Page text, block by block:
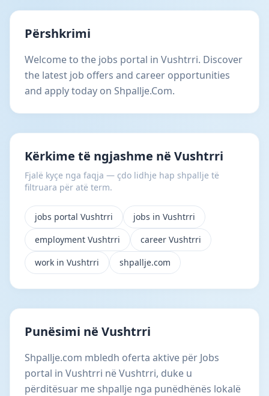
Përshkrimi
Welcome to the jobs portal in Vushtrri. Discover
the latest job offers and career opportunities
and apply today on Shpallje.Com.
Kërkime të ngjashme në Vushtrri
Fjalë kyçe nga faqja — çdo lidhje hap shpallje të
filtruara për atë term.
jobs portal Vushtrri
jobs in Vushtrri
employment Vushtrri
career Vushtrri
work in Vushtrri
shpallje.com
Punësimi në Vushtrri
Shpallje.com mbledh oferta aktive për Jobs
portal in Vushtrri në Vushtrri, duke u
përditësuar me shpallje nga punëdhënës lokalë